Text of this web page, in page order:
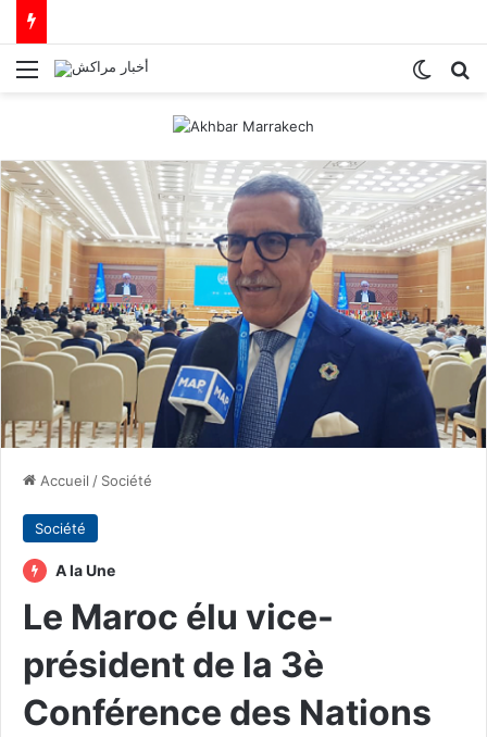
Menu
Accueil / Société
Société
A la Une
Le Maroc élu vice-
président de la 3è
Conférence des Nations